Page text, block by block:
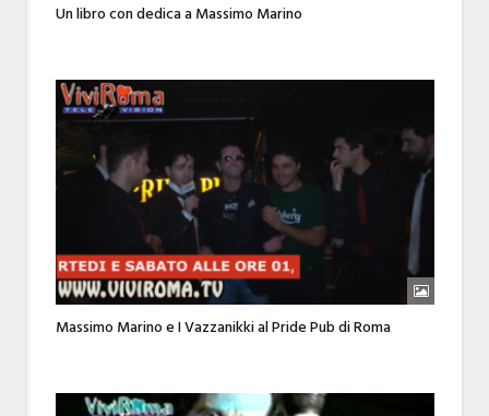
Un libro con dedica a Massimo Marino
Massimo Marino e I Vazzanikki al Pride Pub di Roma